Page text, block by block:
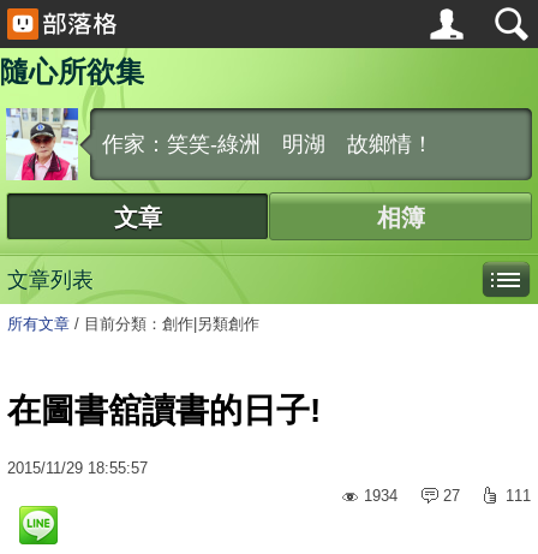
隨心所欲集
作家：笑笑-綠洲 明湖 故鄉情！
文章 相簿
文章列表
所有文章 / 目前分類：創作|另類創作
在圖書舘讀書的日子!
2015/11/29 18:55:57
1934
27 111